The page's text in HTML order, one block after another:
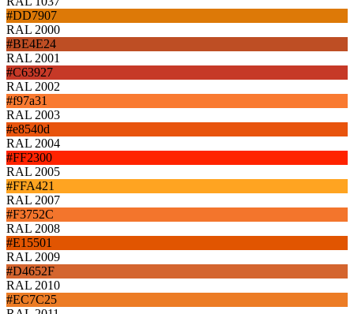
#DD7907
RAL 2000
#BE4E24
RAL 2001
#C63927
RAL 2002
#f97a31
RAL 2003
#e8540d
RAL 2004
#FF2300
RAL 2005
#FFA421
RAL 2007
#F3752C
RAL 2008
#E15501
RAL 2009
#D4652F
RAL 2010
#EC7C25